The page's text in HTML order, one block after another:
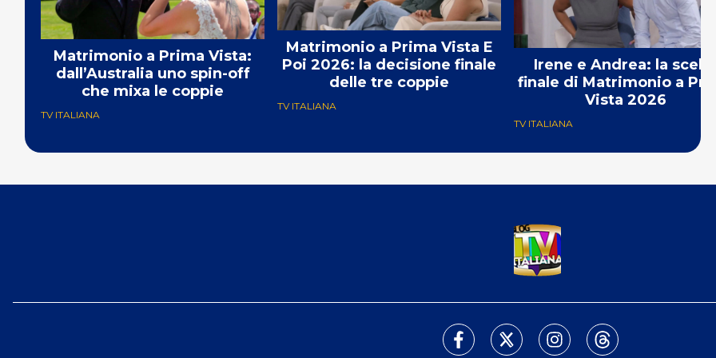
Matrimonio a Prima Vista:
dall’Australia uno spin-off
che mixa le coppie
TV ITALIANA
Matrimonio a Prima Vista E
Poi 2026: la decisione finale
delle tre coppie
TV ITALIANA
Irene e Andrea: la scelta
finale di Matrimonio a
Vista 2026
TV ITALIANA